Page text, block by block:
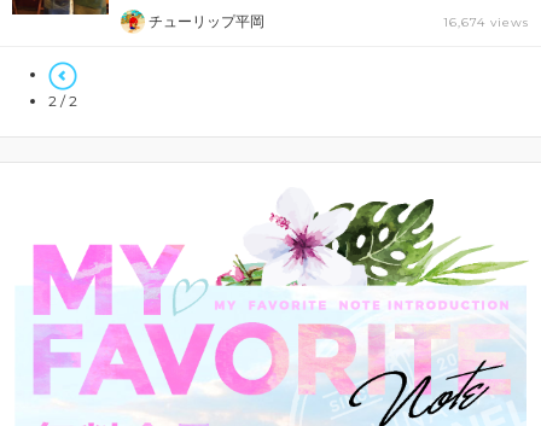
チューリップ平岡 16,674 views
2 / 2